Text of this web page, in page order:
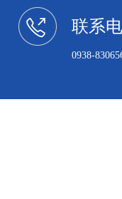
联系
0938-